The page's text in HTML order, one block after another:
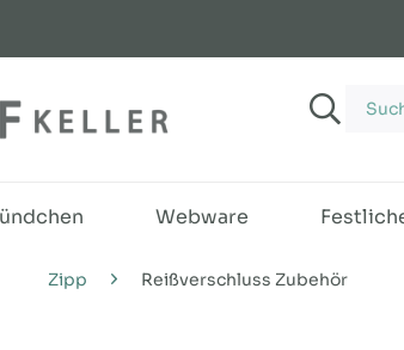
Webware
Zipp Reißverschluss Zubehör